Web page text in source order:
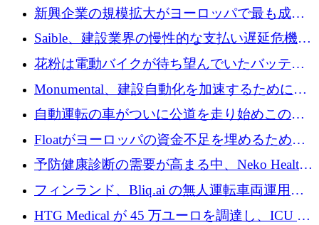
後、アムステルダムに根を張る
新興企業の規模拡大がヨーロッパで最も成功
した創業者を生み出す、アントラー氏が発見
Saible、建設業界の慢性的な支払い遅延危機に
対処するために 290 万ポンドを調達
花粉は電動バイクが待ち望んでいたバッテリ
ー交換ネットワークを構築している
Monumental、建設自動化を加速するためにシ
リーズ B で 3,200 万ドルを確保
自動運転の車がついに公道を走り始めこの国
が世界をリードしようとしている
Floatがヨーロッパの資金不足を埋めるために
シリーズAで450万ユーロを調達
予防健康診断の需要が高まる中、Neko Health
が 7 億ドルを調達
フィンランド、Bliq.ai の無人運転車両運用を
認可
HTG Medical が 45 万ユーロを調達し、ICU の